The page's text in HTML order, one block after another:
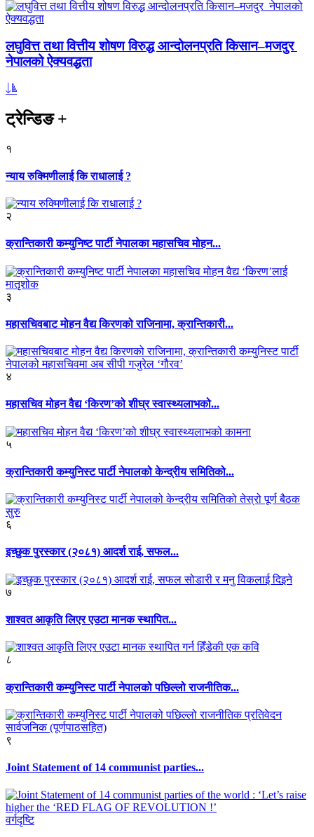
लघुवित्त तथा वित्तीय शोषण विरुद्ध आन्दोलनप्रति किसान–मजदुर
नेपालको ऐक्यवद्धता
ट्रेन्डिङ+
१
न्याय रुक्मिणीलाई कि राधालाई ?
२
क्रान्तिकारी कम्युनिष्ट पार्टी नेपालका महासचिव मोहन...
३
महासचिवबाट मोहन वैद्य किरणको राजिनामा, क्रान्तिकारी...
४
महासचिव मोहन वैद्य ‘किरण’को शीघ्र स्वास्थ्यलाभको...
५
क्रान्तिकारी कम्युनिस्ट पार्टी नेपालको केन्द्रीय समितिको...
६
इच्छुक पुरस्कार (२०८१) आदर्श राई, सफल...
७
शाश्वत आकृति लिएर एउटा मानक स्थापित...
८
क्रान्तिकारी कम्युनिस्ट पार्टी नेपालको पछिल्लो राजनीतिक...
९
Joint Statement of 14 communist parties...
वर्गदृष्टि